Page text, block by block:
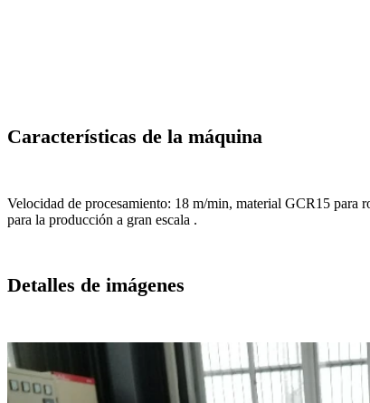
Características de la máquina
Velocidad de procesamiento: 18 m/min, material GCR15 para
para la producción a gran escala .
Detalles de imágenes